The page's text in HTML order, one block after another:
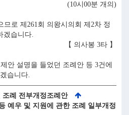
(10시00분 개의)
므로 제261회 의왕시의회 제2차 정
겠습니다.
【 의사봉 3타 】
안 설명을 들었던 조례안 등 3건에
습니다.
조례 전부개정조례안
예우 및 지원에 관한 조례 일부개정